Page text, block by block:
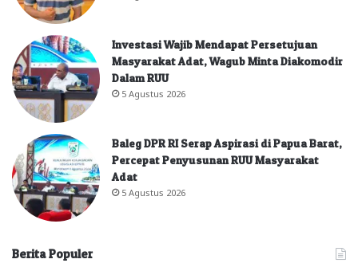
Investasi Wajib Mendapat Persetujuan
Masyarakat Adat, Wagub Minta Diakomodir
Dalam RUU
5 Agustus 2026
Baleg DPR RI Serap Aspirasi di Papua Barat,
Percepat Penyusunan RUU Masyarakat
Adat
5 Agustus 2026
Berita Populer